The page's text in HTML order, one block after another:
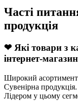
Часті
продукція
❤ Які товари з
інтернет-
Широкий асортимент
Сувенірна продукція.
Лідером у цьому